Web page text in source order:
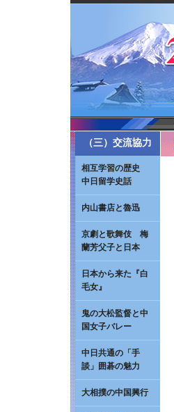
（三）交流協力
相互学習の歴史
中日留学史話
内山書店と魯迅
京劇と歌舞伎 梅
蘭芳父子と日本
日本から来た『白
毛女』
鬼の大松監督と中
国女子バレー
中日共通の「手
談」囲碁の魅力
大相撲の中国興行